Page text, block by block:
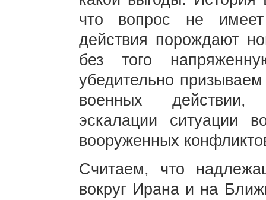
что вопрос не
действия порождают
без того
убедительно
военных действии,
эскалации ситуации
вооруженных
Считаем, что
вокруг Ирана и на